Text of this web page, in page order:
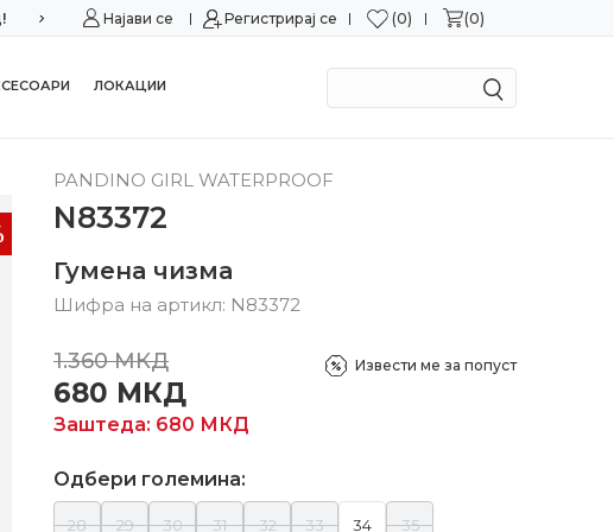
Можност за замена во рок од 15 дена!
Најави се Регистрирај се 0 0
ЛОКАЦИИ
PANDINO GIRL WATERPROOF
N83372
Гумена чизма
Шифра на артикл: N83372
1.360 МКД
680 МКД
Заштеда: 680 МКД
Извести ме за попуст
Одбери големина:
28 29 30 31 32 33 34 35